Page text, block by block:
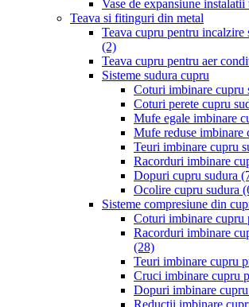
Vase de expansiune instalatii
Teava si fitinguri din metal
Teava cupru pentru incalzire
(2)
Teava cupru pentru aer
Sisteme sudura cupru
Coturi imbinare cupru
Coturi perete cupru
Mufe egale imbinare
Mufe reduse imbinare
Teuri imbinare cupru
Racorduri imbinare
Dopuri cupru sudura
Ocolire cupru sudura
Sisteme compresiune din
Coturi imbinare cupru
Racorduri imbinare
(28)
Teuri imbinare cupru
Cruci imbinare cupru
Dopuri imbinare
Reductii imbinare